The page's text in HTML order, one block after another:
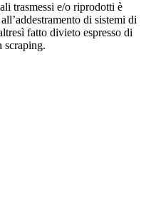
trasmessi e/o riprodotti è
di sistemi di
fatto divieto espresso di
scraping.